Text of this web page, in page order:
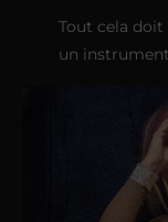
Tout cela doit
un